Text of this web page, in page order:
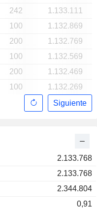
2.133.768
2.133.768
2.344.804
0,91
242
1.133.111
100
1.132.869
200
1.132.769
100
1.132.569
200
1.132.469
100
1.132.269
Siguiente